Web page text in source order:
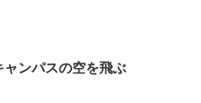
ンパスの空を飛ぶ